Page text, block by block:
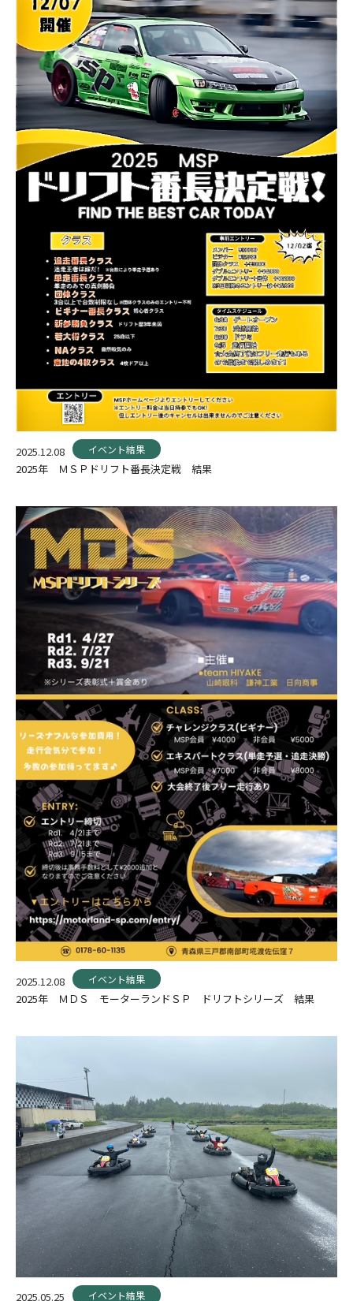
2025.12.08 イベント結果
2025年 ＭＳＰドリフト番長決定戦 結果
2025.12.08 イベント結果
2025年 ＭＤＳ モーターランドＳＰ ドリフトシリーズ 結果
2025.05.25 イベント結果